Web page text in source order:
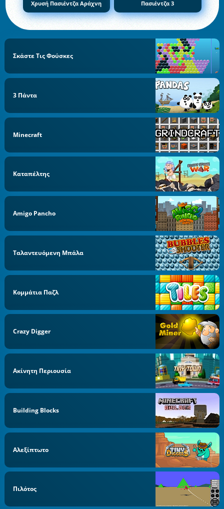
Χρυσή Πασιέντζα Αράχνη Πασιέντζα 3
Σκάστε Τις Φούσκες
3 Πάντα
Minecraft
Καταπέλτης
Amigo Pancho
Ταλαντευόμενη Μπάλα
Κομμάτια Παζλ
Crazy Digger
Ακίνητη Περιουσία
Building Blocks
Αλεξίπτωτο
Πιλότος